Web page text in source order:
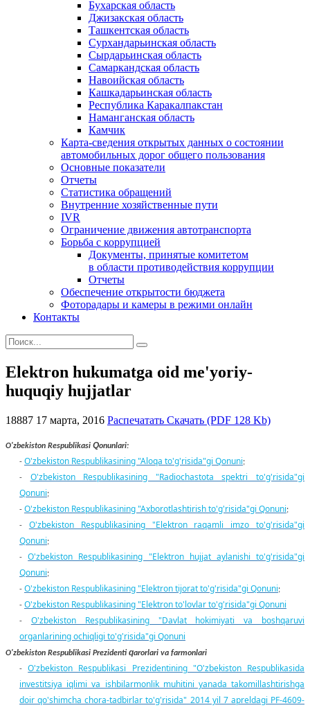
Бухарская область
Джизакская область
Ташкентская область
Сурхандарьинская область
Сырдарьинская область
Самаркандская область
Навоийская область
Кашкадарьинская область
Республика Каракалпакстан
Наманганская область
Камчик
Карта-сведения открытых данных о состоянии
автомобильных дорог общего пользования
Основные показатели
Отчеты
Статистика обращений
Внутренние хозяйственные пути
IVR
Ограничение движения автотранспорта
Борьба с коррупцией
Документы, принятые комитетом
в области противодействия коррупции
Отчеты
Обеспечение открытости бюджета
Фоторадары и камеры в режими онлайн
Контакты
Elektron hukumatga oid me'yoriy-
huquqiy hujjatlar
18887 17 марта, 2016 Распечатать Скачать (PDF 128 Kb)
O'zbekiston Respublikasi Qonunlari:
- O'zbekiston Respublikasining "Aloqa to'g'risida"gi Qonuni;
-
O'zbekiston Respublikasining "Radiochastota spektri to'g'risida"gi
Qonuni;
- O'zbekiston Respublikasining "Axborotlashtirish to'g'risida"gi Qonuni;
-
O'zbekiston Respublikasining "Elektron raqamli imzo to'g'risida"gi
Qonuni;
-
O'zbekiston Respublikasining "Elektron hujjat aylanishi to'g'risida"gi
Qonuni;
- O'zbekiston Respublikasining "Elektron tijorat to'g'risida"gi Qonuni;
- O'zbekiston Respublikasining "Elektron to'lovlar to'g'risida"gi Qonuni
-
O'zbekiston Respublikasining "Davlat hokimiyati va boshqaruvi
organlarining ochiqligi to'g'risida"gi Qonuni
O'zbekiston Respublikasi Prezidenti qarorlari va farmonlari
-
O'zbekiston Respublikasi Prezidentining "O'zbekiston Respublikasida
investitsiya iqlimi va ishbilarmonlik muhitini yanada takomillashtirishga
doir qo'shimcha chora-tadbirlar to'g'risida" 2014 yil 7 apreldagi PF-4609-